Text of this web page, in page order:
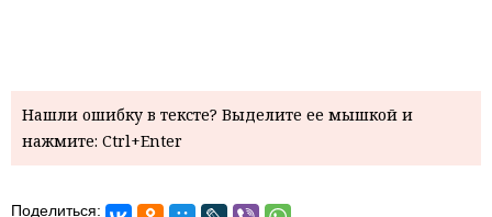
Нашли ошибку в тексте? Выделите ее мышкой и
нажмите: Ctrl+Enter
Поделиться: